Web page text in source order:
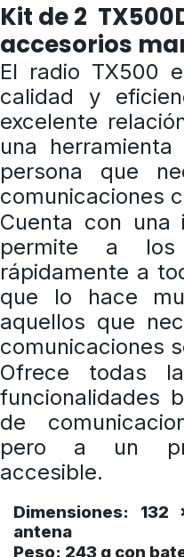
Kit de 2
accesorios
El radio TX500
calidad y
excelente
una
persona que
comunicaciones
Cuenta con una
permite a los
rápidamente a
que lo hace
aquellos que
comunicaciones
Ofrece todas
funcionalidades
de
pero a un
accesible.
Dimensiones:
antena
Peso: 243 g con